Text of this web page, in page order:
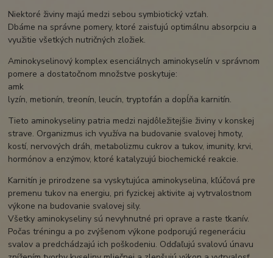
Niektoré živiny majú medzi sebou symbiotický vzťah.
Dbáme na správne pomery, ktoré zaisťujú optimálnu absorpciu a
využitie všetkých nutričných zložiek.
Aminokyselinový komplex esenciálnych aminokyselín v správnom
pomere a dostatočnom množstve poskytuje:
amk
lyzín, metionín, treonín, leucín, tryptofán a dopĺňa karnitín.
Tieto aminokyseliny patria medzi najdôležitejšie živiny v konskej
strave. Organizmus ich využíva na budovanie svalovej hmoty,
kostí, nervových dráh, metabolizmu cukrov a tukov, imunity, krvi,
hormónov a enzýmov, ktoré katalyzujú biochemické reakcie.
Karnitín je prirodzene sa vyskytujúca aminokyselina, kľúčová pre
premenu tukov na energiu, pri fyzickej aktivite aj vytrvalostnom
výkone na budovanie svalovej sily.
Všetky aminokyseliny sú nevyhnutné pri oprave a raste tkanív.
Počas tréningu a po zvýšenom výkone podporujú regeneráciu
svalov a predchádzajú ich poškodeniu. Odďaľujú svalovú únavu